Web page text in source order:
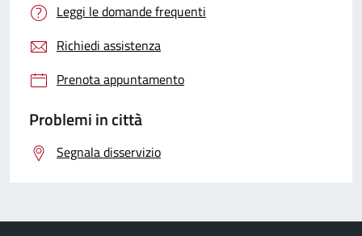
Leggi le domande frequenti
Richiedi assistenza
Prenota appuntamento
Problemi in città
Segnala disservizio